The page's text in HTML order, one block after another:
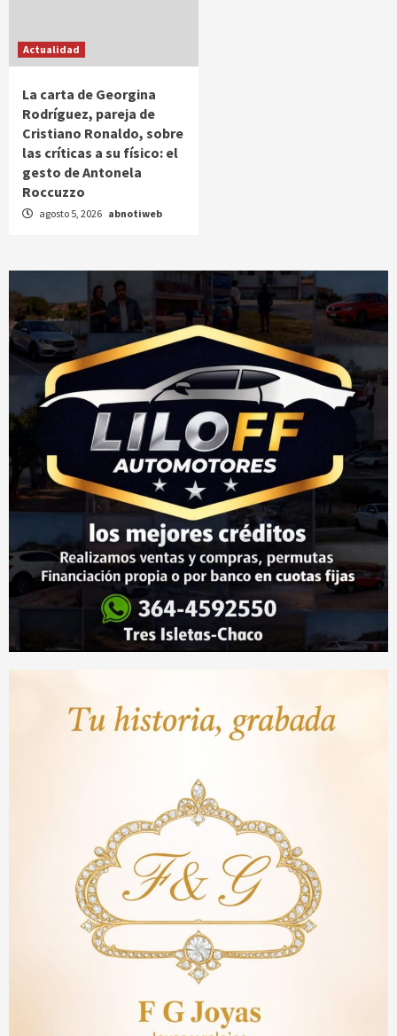
Actualidad
La carta de Georgina
Rodríguez, pareja de
Cristiano Ronaldo, sobre
las críticas a su físico: el
gesto de Antonela
Roccuzzo
agosto 5, 2026 abnotiweb